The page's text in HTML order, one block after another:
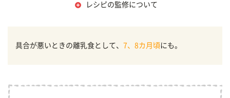
レシピの監修について
具合が悪いときの離乳食として、 7、8カ月頃にも。